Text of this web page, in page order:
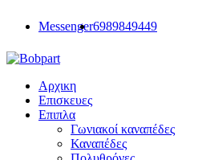
Messenger6989849449
Αρχικη
Επισκευες
Επιπλα
Γωνιακοί καναπέδες
Καναπέδες